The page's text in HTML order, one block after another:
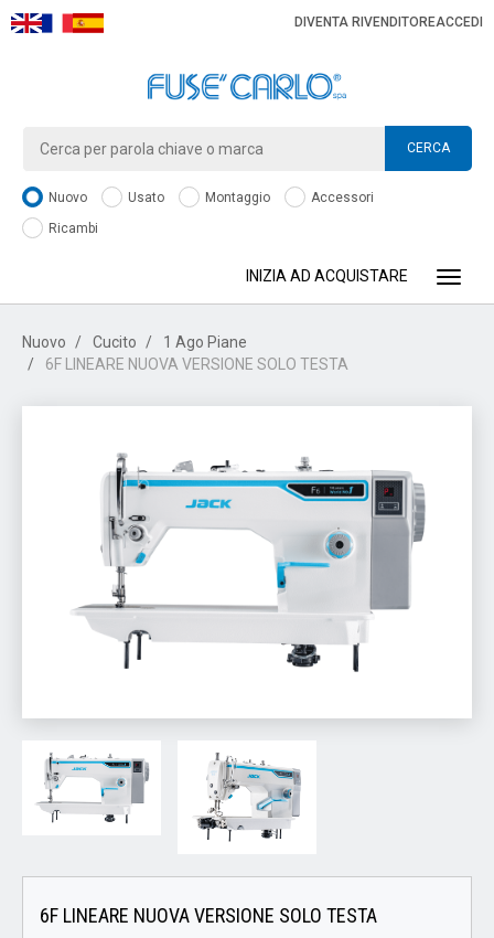
DIVENTA RIVENDITOREACCEDI
CERCA
Nuovo Usato Montaggio
Accessori
Ricambi
INIZIA AD ACQUISTARE
Nuovo Cucito
1 Ago Piane
6F LINEARE NUOVA VERSIONE SOLO TESTA
6F LINEARE NUOVA VERSIONE SOLO TESTA